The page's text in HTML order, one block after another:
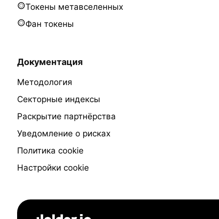
Токены метавселенных
Фан токены
Документация
Методология
Секторные индексы
Раскрытие партнёрства
Уведомление о рисках
Политика cookie
Настройки cookie